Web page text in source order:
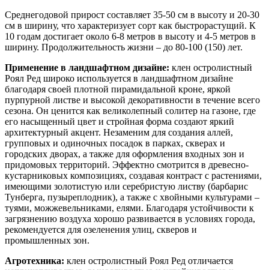
Среднегодовой прирост составляет 35-50 см в высоту и 20-30
см в ширину, что характеризует сорт как быстрорастущий. К
10 годам достигает около 6-8 метров в высоту и 4-5 метров в
ширину. Продолжительность жизни – до 80-100 (150) лет.
Применение в ландшафтном дизайне: клен остролистный
Роял Ред широко используется в ландшафтном дизайне
благодаря своей плотной пирамидальной кроне, яркой
пурпурной листве и высокой декоративности в течение всего
сезона. Он ценится как великолепный солитер на газоне, где
его насыщенный цвет и стройная форма создают яркий
архитектурный акцент. Незаменим для создания аллей,
групповых и одиночных посадок в парках, скверах и
городских дворах, а также для оформления входных зон и
придомовых территорий. Эффектно смотрится в древесно-
кустарниковых композициях, создавая контраст с растениями,
имеющими золотистую или серебристую листву (барбарис
Тунберга, пузыреплодник), а также с хвойными культурами –
туями, можжевельниками, елями. Благодаря устойчивости к
загрязнению воздуха хорошо развивается в условиях города,
рекомендуется для озеленения улиц, скверов и
промышленных зон.
Агротехника: клен остролистный Роял Ред отличается